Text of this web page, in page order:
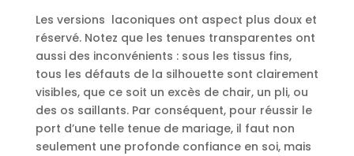
Les versions laconiques ont aspect plus doux et
réservé. Notez que les tenues transparentes ont
aussi des inconvénients : sous les tissus fins,
tous les défauts de la silhouette sont clairement
visibles, que ce soit un excès de chair, un pli, ou
des os saillants. Par conséquent, pour réussir le
port d’une telle tenue de mariage, il faut non
seulement une profonde confiance en soi, mais